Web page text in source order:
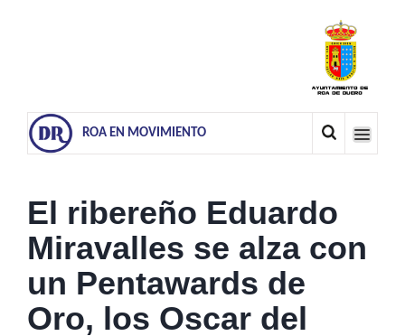
ROA EN MOVIMIENTO
El ribereño Eduardo
Miravalles se alza con
un Pentawards de
Oro, los Oscar del